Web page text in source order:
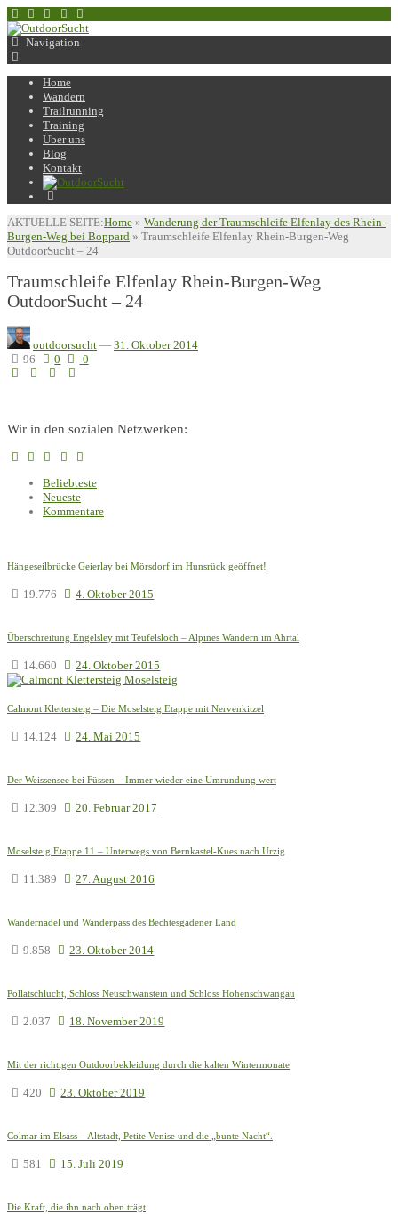
Navigation
Home
Wandern
Trailrunning
Training
Über uns
Blog
Kontakt
AKTUELLE SEITE:Home » Wanderung der Traumschleife Elfenlay des Rhein-
Burgen-Weg bei Boppard » Traumschleife Elfenlay Rhein-Burgen-Weg
OutdoorSucht – 24
Traumschleife Elfenlay Rhein-Burgen-Weg
OutdoorSucht – 24
outdoorsucht — 31. Oktober 2014
96
0 0
Wir in den sozialen Netzwerken:
Beliebteste
Neueste
Kommentare
Hängeseilbrücke Geierlay bei Mörsdorf im Hunsrück geöffnet!
19.776 4. Oktober 2015
Überschreitung Engelsley mit Teufelsloch – Alpines Wandern im Ahrtal
14.660 24. Oktober 2015
Calmont Klettersteig – Die Moselsteig Etappe mit Nervenkitzel
14.124 24. Mai 2015
Der Weissensee bei Füssen – Immer wieder eine Umrundung wert
12.309 20. Februar 2017
Moselsteig Etappe 11 – Unterwegs von Bernkastel-Kues nach Ürzig
11.389 27. August 2016
Wandernadel und Wanderpass des Bechtesgadener Land
9.858 23. Oktober 2014
Pöllatschlucht, Schloss Neuschwanstein und Schloss Hohenschwangau
2.037 18. November 2019
Mit der richtigen Outdoorbekleidung durch die kalten Wintermonate
420 23. Oktober 2019
Colmar im Elsass – Altstadt, Petite Venise und die „bunte Nacht“.
581 15. Juli 2019
Die Kraft, die ihn nach oben trägt